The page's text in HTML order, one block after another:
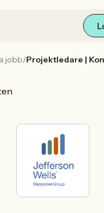
AI
jobb/Projektledare |